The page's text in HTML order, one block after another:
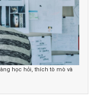
học hỏi, thích tò mò và